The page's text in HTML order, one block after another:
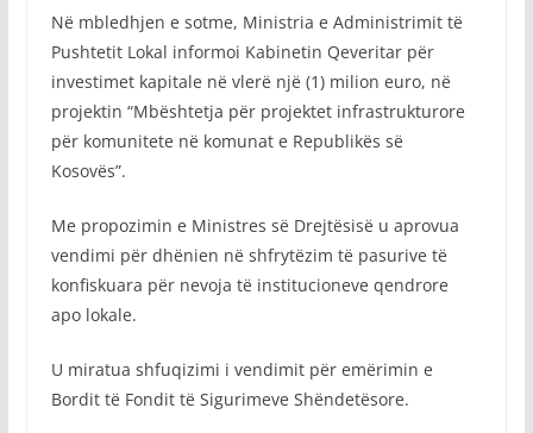
Në mbledhjen e sotme, Ministria e Administrimit të
Pushtetit Lokal informoi Kabinetin Qeveritar për
investimet kapitale në vlerë një (1) milion euro, në
projektin “Mbështetja për projektet infrastrukturore
për komunitete në komunat e Republikës së
Kosovës”.
Me propozimin e Ministres së Drejtësisë u aprovua
vendimi për dhënien në shfrytëzim të pasurive të
konfiskuara për nevoja të institucioneve qendrore
apo lokale.
U miratua shfuqizimi i vendimit për emërimin e
Bordit të Fondit të Sigurimeve Shëndetësore.